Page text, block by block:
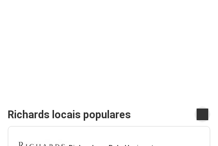
Richards locais populares